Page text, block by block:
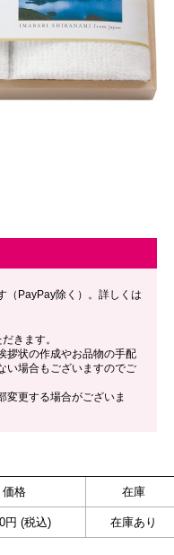
（PayPay除く）。詳しくは
きます。
拶状の作成やお品物の手配
い場合もございますのでご
変更する場合がございま
価格 在庫
円 (税込) 在庫あり